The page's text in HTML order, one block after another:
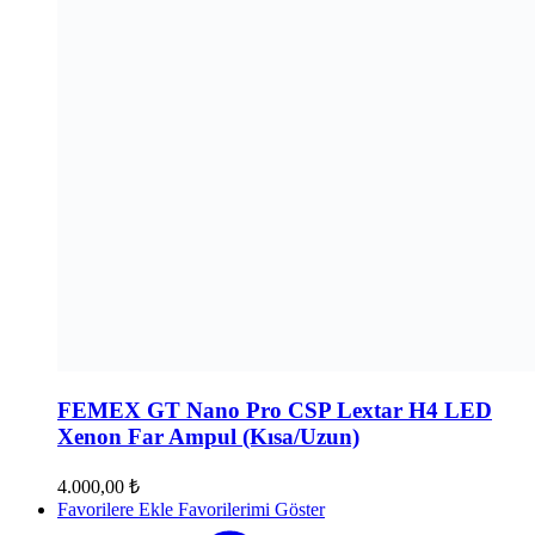
FEMEX GT Nano Pro CSP Lextar H4 LED
Xenon Far Ampul (Kısa/Uzun)
4.000,00 ₺
Favorilere Ekle Favorilerimi Göster